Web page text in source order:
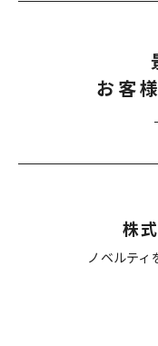
お客
株
ノベルティ